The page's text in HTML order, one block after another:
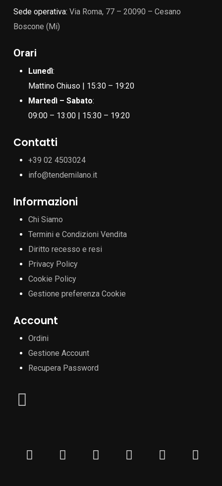
Sede operativa: Via Roma, 77 – 20090 – Cesano
Boscone (Mi)
Orari
Lunedì:
Mattino Chiuso | 15:30 – 19:20
Martedì – Sabato:
09:00 – 13:00 | 15:30 – 19:20
Contatti
+39 02 4503024
info@tendemilano.it
Informazioni
Chi Siamo
Termini e Condizioni Vendita
Diritto recesso e resi
Privacy Policy
Cookie Policy
Gestione preferenza Cookie
Account
Ordini
Gestione Account
Recupera Password